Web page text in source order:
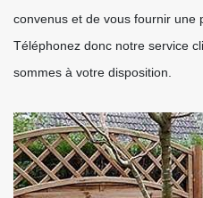
convenus et de vous fournir une
Téléphonez donc notre service
sommes à votre disposition.